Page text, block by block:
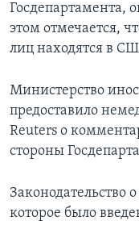
Госдепартамента,
этом отмечается,
лиц находятся в
Министерство
предоставило
Reuters о
стороны
Законодательство
которое было